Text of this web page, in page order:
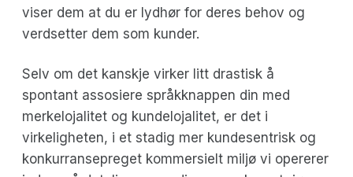
viser dem at du er lydhør for deres behov og
verdsetter dem som kunder.
Selv om det kanskje virker litt drastisk å
spontant assosiere språkknappen din med
merkelojalitet og kundelojalitet, er det i
virkeligheten, i et stadig mer kundesentrisk og
konkurransepreget kommersielt miljø vi opererer